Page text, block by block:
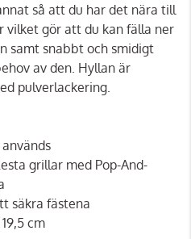
så att du har det nära till
vilket gör att du kan fälla ner
samt snabbt och smidigt
av den. Hyllan är
pulverlackering.
grillar med Pop-And-
säkra fästena
cm